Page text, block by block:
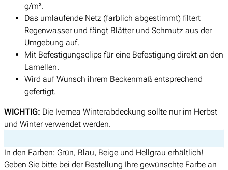
g/m².
Das umlaufende Netz (farblich abgestimmt) filtert
Regenwasser und fängt Blätter und Schmutz aus der
Umgebung auf.
Mit Befestigungsclips für eine Befestigung direkt an den
Lamellen.
Wird auf Wunsch ihrem Beckenmaß entsprechend
gefertigt.
WICHTIG: Die Ivernea Winterabdeckung sollte nur im Herbst
und Winter verwendet werden.
In den Farben: Grün, Blau, Beige und Hellgrau erhältlich!
Geben Sie bitte bei der Bestellung Ihre gewünschte Farbe an